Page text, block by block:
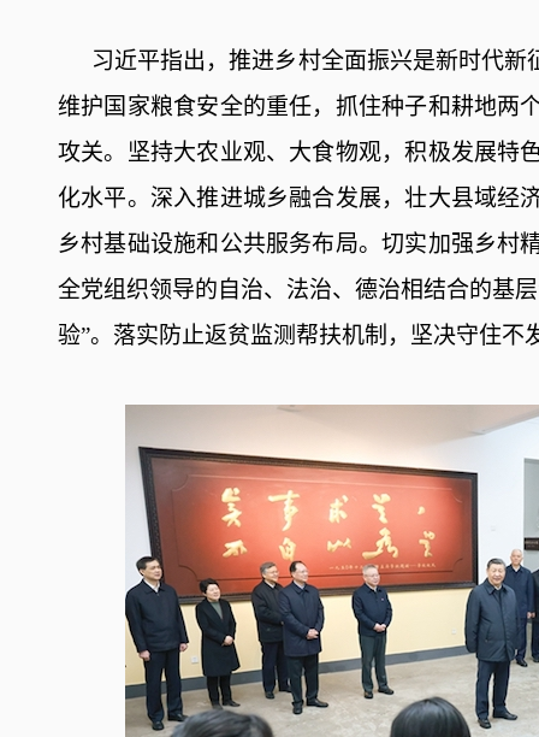
习近平指出，推进乡村全面振兴是新时代新
维护国家粮食安全的重任，抓住种子和耕地两
攻关。坚持大农业观、大食物观，积极发展特
化水平。深入推进城乡融合发展，壮大县域经
乡村基础设施和公共服务布局。切实加强乡村
全党组织领导的自治、法治、德治相结合的基
验”。落实防止返贫监测帮扶机制，坚决守住不